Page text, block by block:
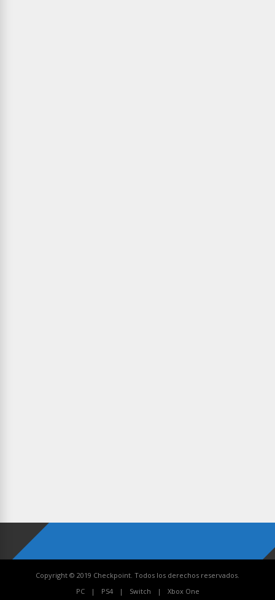
Copyright © 2019 Checkpoint. Todos los derechos reservados.
PC
PS4 Switch Xbox One